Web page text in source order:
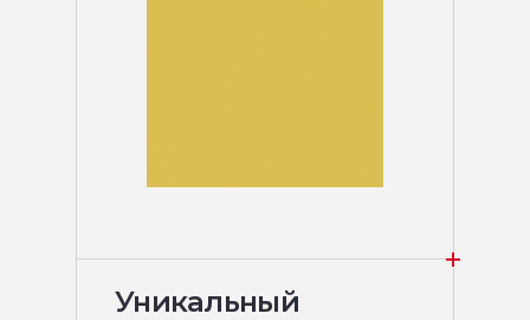
Уникальный